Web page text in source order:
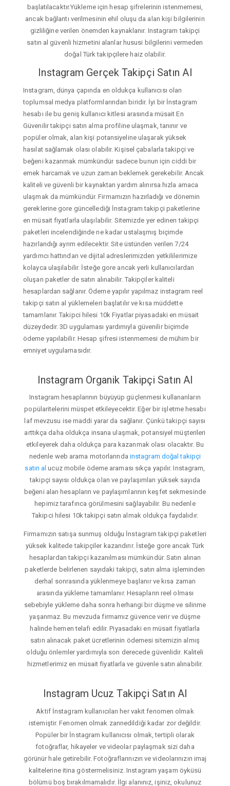
başlatılacaktır.Yükleme için hesap şifrelerinin istenmemesi,
ancak bağlantı verilmesinin ehil oluşu da alan kişi bilgilerinin
gizliliğine verilen önemden kaynaklanır. Instagram takipçi
satın al güvenli hizmetini alanlar hususi bilgilerini vermeden
doğal Türk takipçilere haiz olabilir.
Instagram Gerçek Takipçi Satın Al
Instagram, dünya çapında en oldukça kullanıcısı olan
toplumsal medya platformlarından biridir. İyi bir İnstagram
hesabı ile bu geniş kullanıcı kitlesi arasında müsait En
Güvenilir takipçi satın alma profiline ulaşmak, tanınır ve
popüler olmak, alan kişi potansiyeline ulaşarak yüksek
hasılat sağlamak olası olabilir. Kişisel çabalarla takipçi ve
beğeni kazanmak mümkündür sadece bunun için ciddi bir
emek harcamak ve uzun zaman beklemek gerekebilir. Ancak
kaliteli ve güvenli bir kaynaktan yardım alınırsa hızla amaca
ulaşmak da mümkündür. Firmamızın hazırladığı ve dönemin
gereklerine gore güncellediği İnstagram takipçi paketlerine
en müsait fiyatlarla ulaşılabilir. Sitemizde yer edinen takipçi
paketleri incelendiğinde ne kadar ustalaşmış biçimde
hazırlandığı ayrım edilecektir. Site üstünden verilen 7/24
yardımcı hattından ve dijital adreslerimizden yetkililerimize
kolayca ulaşılabilir. İsteğe gore ancak yerli kullanıcılardan
oluşan paketler de satın alınabilir. Takipçiler kaliteli
hesaplardan sağlanır. Ödeme yapılır yapılmaz instagram reel
takipçi satın al yüklemeleri başlatılır ve kısa müddette
tamamlanır. Takipci hilesi 10k Fiyatlar piyasadaki en müsait
düzeydedir. 3D uygulaması yardımıyla güvenilir biçimde
ödeme yapılabilir. Hesap şifresi istenmemesi de mühim bir
emniyet uygulamasıdır.
Instagram Organik Takipçi Satın Al
Instagram hesaplarının büyüyüp güçlenmesi kullananların
popülaritelerini müspet etkileyecektir. Eğer bir işletme hesabı
laf mevzusu ise maddi yarar da sağlanır. Çünkü takipçi sayısı
arttıkça daha oldukça insana ulaşmak, potansiyel müşterileri
etkileyerek daha oldukça para kazanmak olası olacaktır. Bu
nedenle web arama motorlarında instagram doğal takipçi
satın al ucuz mobile ödeme araması sıkça yapılır. Instagram,
takipçi sayısı oldukça olan ve paylaşımları yüksek sayıda
beğeni alan hesapların ve paylaşımlarının keşfet sekmesinde
hepimiz tarafınca görülmesini sağlayabilir. Bu nedenle
Takipci hilesi 10k takipçi satın almak oldukça faydalıdır.
Firmamızın satışa sunmuş olduğu İnstagram takipçi paketleri
yüksek kalitede takipçiler kazandırır. İsteğe gore ancak Türk
hesaplardan takipçi kazanılması mümkündür. Satın alınan
paketlerde belirlenen sayıdaki takipçi, satın alma işleminden
derhal sonrasında yüklenmeye başlanır ve kısa zaman
arasında yükleme tamamlanır. Hesapların reel olması
sebebiyle yükleme daha sonra herhangi bir düşme ve silinme
yaşanmaz. Bu mevzuda firmamız güvence verir ve düşme
halinde hemen telafi edilir. Piyasadaki en müsait fiyatlarla
satın alınacak paket ücretlerinin ödemesi sitemizin almış
olduğu önlemler yardımıyla son derecede güvenlidir. Kaliteli
hizmetlerimiz en müsait fiyatlarla ve güvenle satın alınabilir.
Instagram Ucuz Takipçi Satın Al
Aktif İnstagram kullanıcıları her vakit fenomen olmak
istemiştir. Fenomen olmak zannedildiği kadar zor değildir.
Popüler bir İnstagram kullanıcısı olmak, tertipli olarak
fotoğraflar, hikayeler ve videolar paylaşmak sizi daha
görünür hale getirebilir. Fotoğraflarınızın ve videolarınızın imaj
kalitelerine itina göstermelisiniz. Instagram yaşam öyküsü
bölümü boş bırakılmamalıdır. İlgi alanınız, işiniz, okulunuz